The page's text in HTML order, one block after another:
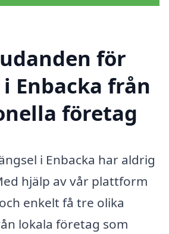
för
Enbacka från
företag
i Enbacka har aldrig
hjälp av vår plattform
enkelt få tre olika
lokala företag som